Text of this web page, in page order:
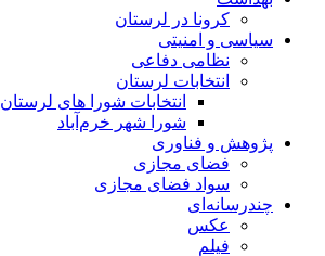
کرونا در لرستان
سیاسی و امنیتی
نظامی دفاعی
انتخابات لرستان
انتخابات شورا های لرستان
شورا شهر خرم‌آباد
پژوهش و فناوری
فضای مجازی
سواد فضای مجازی
چندرسانه‌ای
عكس
فیلم